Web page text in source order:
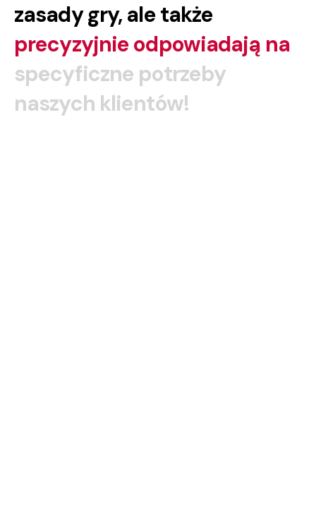
zasadygry,aletakże
precyzyjnieodpowiadają na
specyficzne potrzeby
naszych klientów!